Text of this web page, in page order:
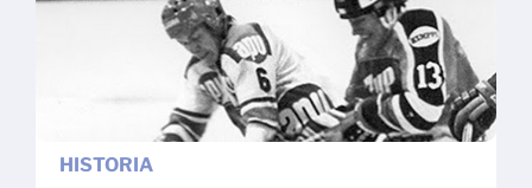
HISTORIA